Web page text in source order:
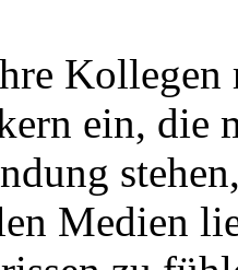
Kollegen
ein, die
Medien